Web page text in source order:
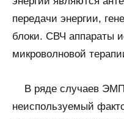
передачи энергии,
блоки. СВЧ аппараты
микроволновой
В ряде случаев ЭМП
неиспользуемый